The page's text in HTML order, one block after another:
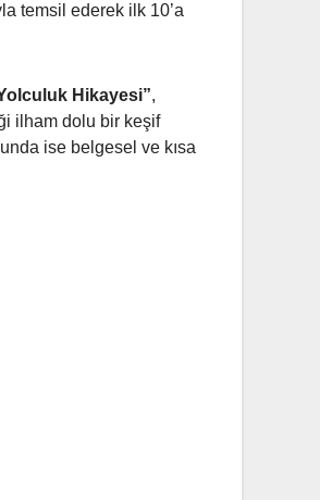
temsil ederek ilk 10’a
Hikayesi”,
ilham dolu bir keşif
ise belgesel ve kısa